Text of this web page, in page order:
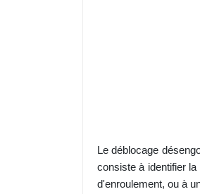
Le déblocage
consiste à identifier
d'enroulement, ou à